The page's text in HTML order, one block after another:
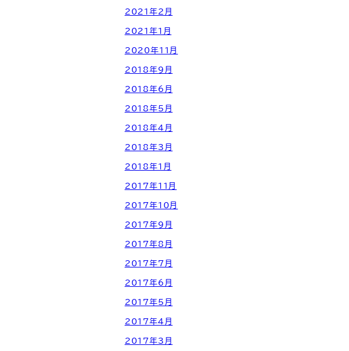
2021年2月
2021年1月
2020年11月
2018年9月
2018年6月
2018年5月
2018年4月
2018年3月
2018年1月
2017年11月
2017年10月
2017年9月
2017年8月
2017年7月
2017年6月
2017年5月
2017年4月
2017年3月